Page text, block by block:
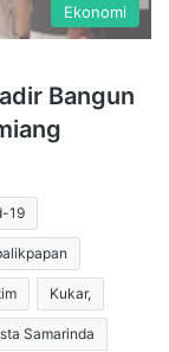
Ekonomi
Bangun
19
Kukar,
Samarinda